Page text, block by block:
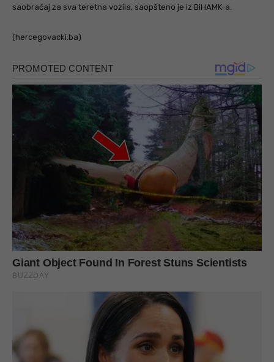
saobraćaj za sva teretna vozila, saopšteno je iz BiHAMK-a.
(hercegovacki.ba)